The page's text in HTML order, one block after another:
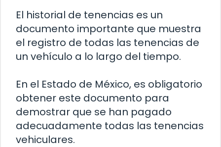
El historial de tenencias es un
documento importante que muestra
el registro de todas las tenencias de
un vehículo a lo largo del tiempo.
En el Estado de México, es obligatorio
obtener este documento para
demostrar que se han pagado
adecuadamente todas las tenencias
vehiculares.